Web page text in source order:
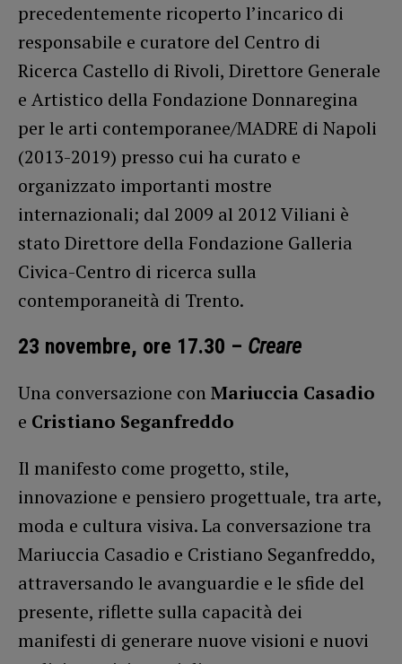
precedentemente ricoperto l’incarico di
responsabile e curatore del Centro di
Ricerca Castello di Rivoli, Direttore Generale
e Artistico della Fondazione Donnaregina
per le arti contemporanee/MADRE di Napoli
(2013-2019) presso cui ha curato e
organizzato importanti mostre
internazionali; dal 2009 al 2012 Viliani è
stato Direttore della Fondazione Galleria
Civica-Centro di ricerca sulla
contemporaneità di Trento.
23 novembre, ore 17.30 – Creare
Una conversazione conMariuccia Casadio
e Cristiano Seganfreddo
Il manifesto come progetto, stile,
innovazione e pensiero progettuale, tra arte,
moda e cultura visiva. La conversazione tra
Mariuccia Casadio e Cristiano Seganfreddo,
attraversando le avanguardie e le sfide del
presente, riflette sulla capacità dei
manifesti di generare nuove visioni e nuovi